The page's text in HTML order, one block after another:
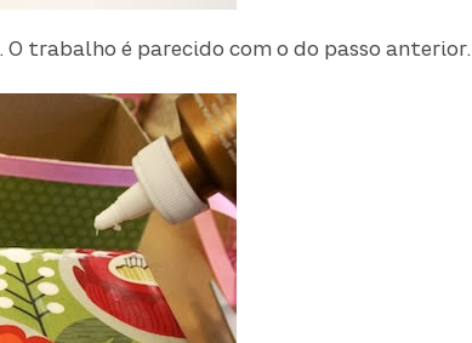
O trabalho é parecido com o do passo anterior.